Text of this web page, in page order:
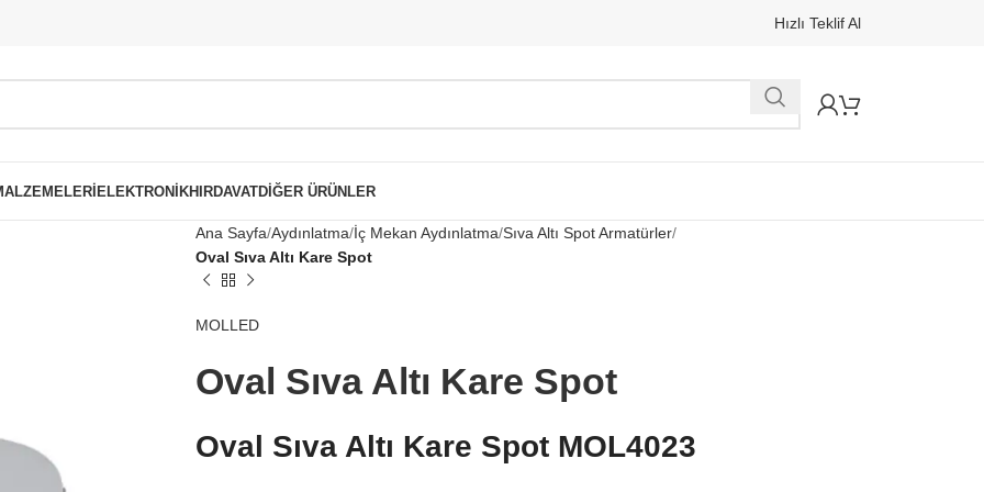
Hızlı Teklif Al
ELEKTRONIKHIRDAVATDIĞER ÜRÜNLER
Ana Sayfa Aydınlatma İç Mekan Aydınlatma Sıva Altı Spot Armatürler
Oval Sıva Altı Kare Spot
MOLLED
Oval Sıva Altı Kare Spot
Oval Sıva Altı Kare Spot MOL4023